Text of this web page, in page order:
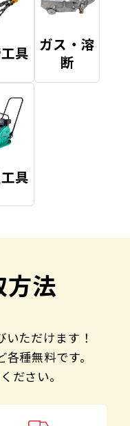
具 ガス・溶
断
具
法
ただけます！
種無料です。
ださい。